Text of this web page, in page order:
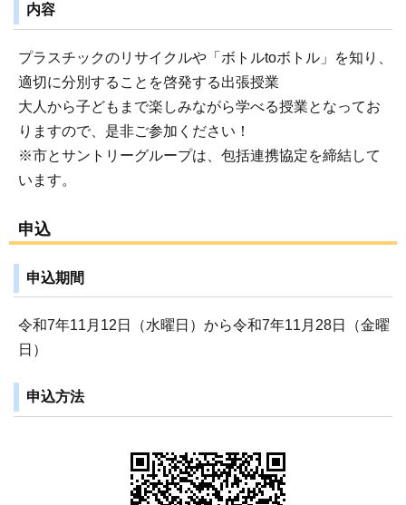
内容
プラスチックのリサイクルや「ボトルtoボトル」を知り、
適切に分別することを啓発する出張授業
大人から子どもまで楽しみながら学べる授業となってお
りますので、是非ご参加ください！
※市とサントリーグループは、包括連携協定を締結して
います。
申込
申込期間
令和7年11月12日（水曜日）から令和7年11月28日（金曜
日）
申込方法